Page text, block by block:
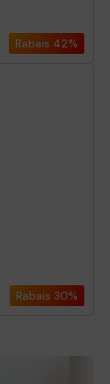
Rabais 42%
Rabais 30%